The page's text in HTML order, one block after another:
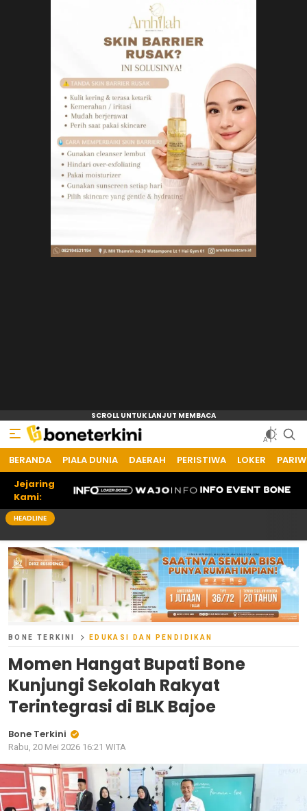
BERANDA PIALA DUNIA DAERAH PERISTIWA LOKER
Jejaring
Kami:
HEADLINE
BONE TERKINI EDUKASI DAN PENDIDIKAN
Momen Hangat Bupati Bone
Kunjungi Sekolah Rakyat
Terintegrasi di BLK Bajoe
Bone Terkini
Rabu, 20 Mei 2026 16:21 WITA